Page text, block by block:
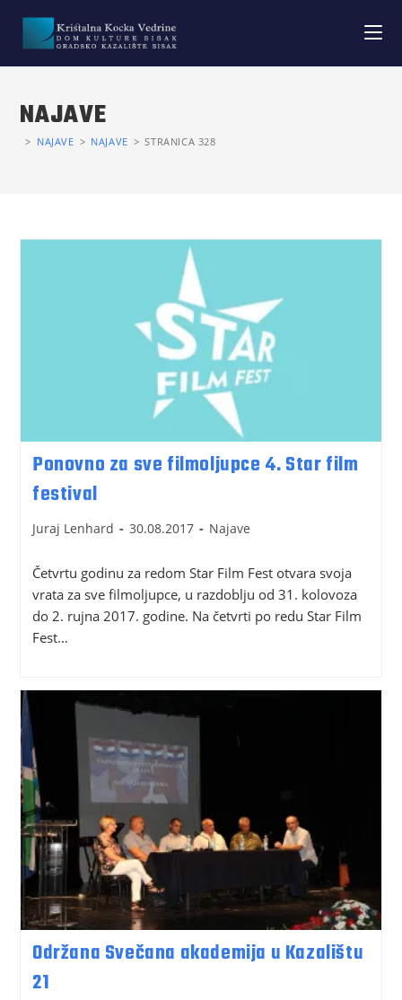
NAJAVE
> NAJAVE > NAJAVE > STRANICA 328
Ponovno za sve filmoljupce 4. Star film
festival
Juraj Lenhard 30.08.2017 Najave
Četvrtu godinu za redom Star Film Fest otvara svoja
vrata za sve filmoljupce, u razdoblju od 31. kolovoza
do 2. rujna 2017. godine. Na četvrti po redu Star Film
Fest…
Održana Svečana akademija u Kazalištu
21